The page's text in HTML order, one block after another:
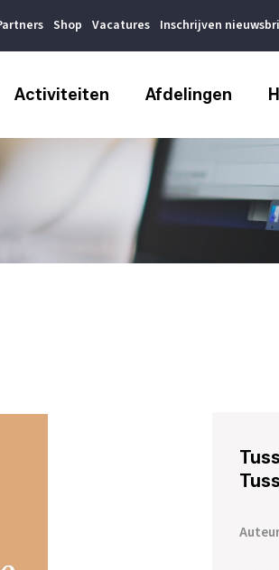
Shop Vacatures Inschrijven
Activiteiten Afdelingen